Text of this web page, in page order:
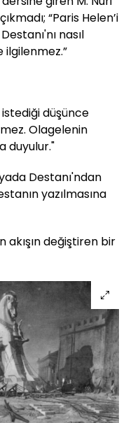
“Paris Helen’i
nasıl
ilgilenmez.”
istediği düşünce
Olagelenin
duyulur."
Destanı'ndan
yazılmasına
akışın değiştiren bir